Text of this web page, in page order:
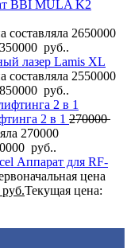
BBI MULA K2
составляла 2650000
руб..
лазер Lamis XL
составляла 2550000
руб..
2 в 1 270000
270000
руб..
Аппарат для RF-
цена
руб.Текущая цена: